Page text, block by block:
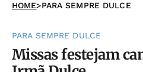
HOME>PARA SEMPRE DULCE
PARA SEMPRE DULCE
Missas festejam